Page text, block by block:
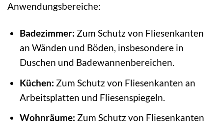
Anwendungsbereiche:
Badezimmer: Zum Schutz von Fliesenkanten
an Wänden und Böden, insbesondere in
Duschen und Badewannenbereichen.
Küchen: Zum Schutz von Fliesenkanten an
Arbeitsplatten und Fliesenspiegeln.
Wohnräume: Zum Schutz von Fliesenkanten